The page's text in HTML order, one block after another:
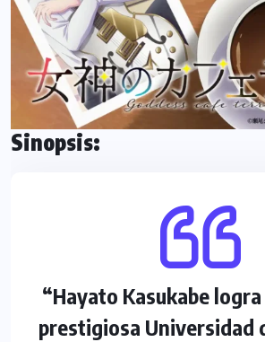
Sinopsis:
“Hayato Kasukabe
prestigiosa Universidad